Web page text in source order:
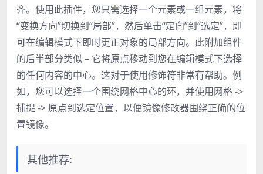
齐。使用此插件，您只需选择一个元素或一组元素，将
“变换方向”切换到“局部”，然后单击“定向”到“选定”，即
可在编辑模式下即时更正对象的局部方向。此附加组件
的后半部分类似 – 它将原点移动到您在编辑模式下选择
的任何内容的中心。这对于使用修饰符非常有帮助。例
如，您可以选择一个围绕网格中心的环，并使用网格 ->
捕捉 -> 原点到选定位置，以便镜像修改器围绕正确的位
置镜像。
其他推荐: